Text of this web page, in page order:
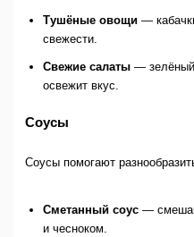
Тушёные овощи—
свежести.
Свежие салаты— зелёный
освежит вкус.
Соусы
Соусы помогают
Сметанный соус—
и чесноком.